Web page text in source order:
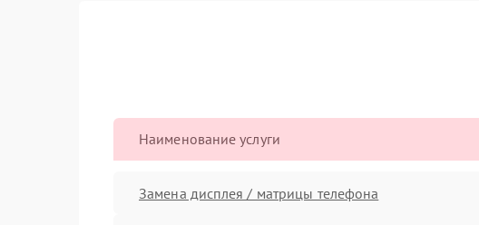
Наименование услуги
Замена дисплея / матрицы телефона